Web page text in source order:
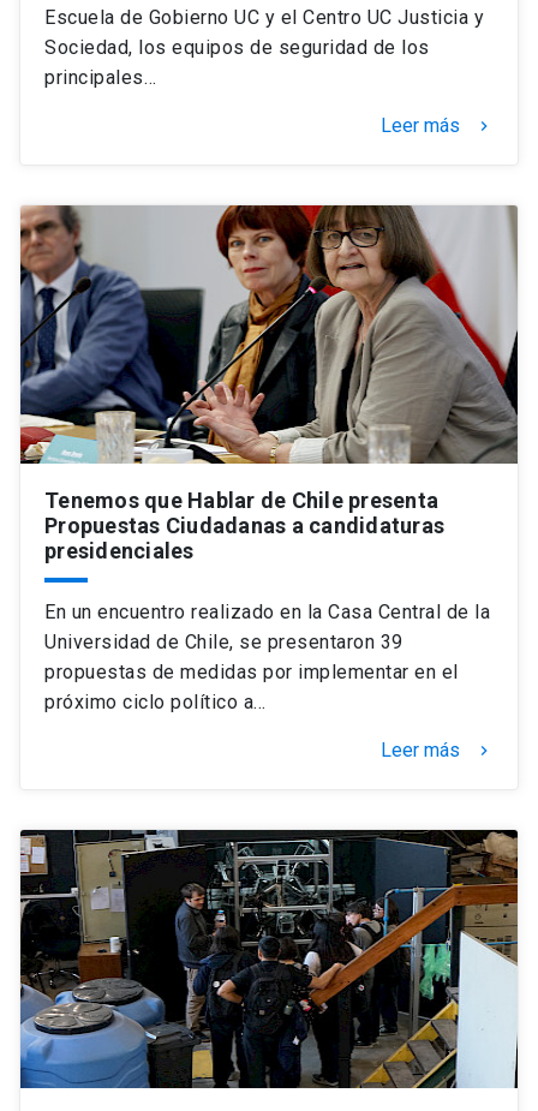
Escuela de Gobierno UC y el Centro UC Justicia y
Sociedad, los equipos de seguridad de los
principales…
Leer más keyboard_arrow_right
Tenemos que Hablar de Chile presenta
Propuestas Ciudadanas a candidaturas
presidenciales
En un encuentro realizado en la Casa Central de la
Universidad de Chile, se presentaron 39
propuestas de medidas por implementar en el
próximo ciclo político a…
Leer más keyboard_arrow_right